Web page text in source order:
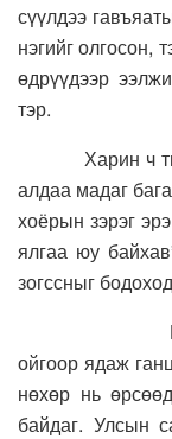
сүүлдээ
нэгийг олгосон,
өдрүүдээр
тэр.
Харин ч тийм
алдаа мадаг
хоёрын зэрэг
ялгаа юу
зогссныг
Ингээд
ойгоор ядаж
нөхөр нь
байдаг. Улсын